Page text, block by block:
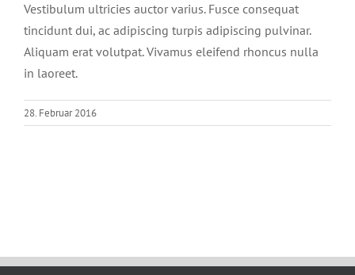
Vestibulum ultricies auctor varius. Fusce consequat
tincidunt dui, ac adipiscing turpis adipiscing pulvinar.
Aliquam erat volutpat. Vivamus eleifend rhoncus nulla
in laoreet.
28. Februar 2016